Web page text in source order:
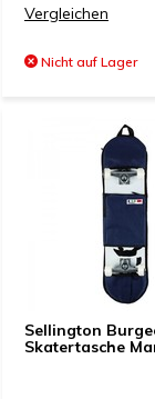
Vergleichen
Nicht auf Lager
Sellington
Skatertasche